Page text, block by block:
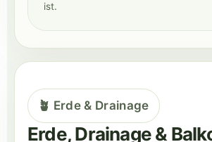
ist.
🪴 Erde & Drainage
Erde, Drainage &